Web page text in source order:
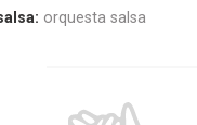
orquesta salsa